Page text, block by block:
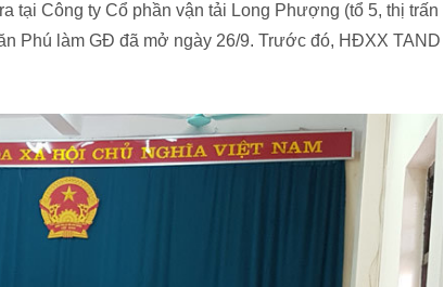
tại Công ty Cổ phần vận tải Long Phượng (tổ 5, thị trấn
Phú làm GĐ đã mở ngày 26/9. Trước đó, HĐXX TAND